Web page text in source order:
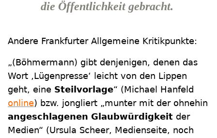
die Öffentlichkeit gebracht.
Andere Frankfurter Allgemeine Kritikpunkte:
„(Böhmermann) gibt denjenigen, denen das
Wort ‚Lügenpresse‘ leicht von den Lippen
geht, eine Steilvorlage“ (Michael Hanfeld
online) bzw. jongliert „munter mit der ohnehin
angeschlagenen Glaubwürdigkeit der
Medien“ (Ursula Scheer, Medienseite, noch